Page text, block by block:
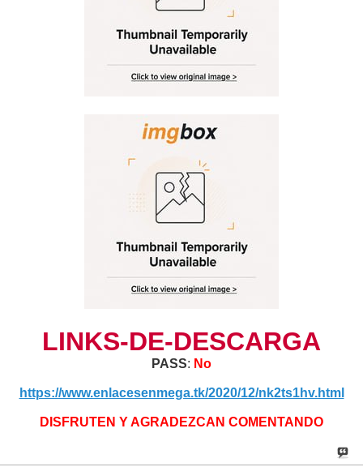
LINKS-DE-DESCARGA
PASS: No
https://www.enlacesenmega.tk/2020/12/nk2ts1hv.html
DISFRUTEN Y AGRADEZCAN COMENTANDO